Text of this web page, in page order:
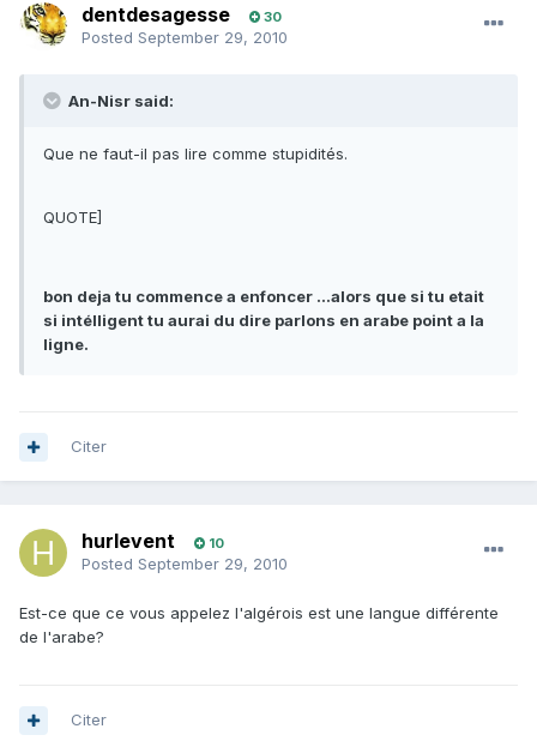
dentdesagesse 30
Posted September 29, 2010
An-Nisr said:
Que ne faut-il pas lire comme stupidités.
QUOTE]
bon deja tu commence a enfoncer ...alors que si tu etait
si intélligent tu aurai du dire parlons en arabe point a la
ligne.
Citer
hurlevent 10
Posted September 29, 2010
Est-ce que ce vous appelez l'algérois est une langue différente
de l'arabe?
Citer